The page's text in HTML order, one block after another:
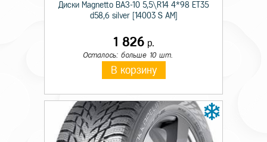
Ширина 6,5
Диаметр ступицы 60,1
Черный с
Диски Magnetto ВАЗ-10 5,5\R14 4*98 ET35
d58,6 silver [14003 S AM]
1 826р.
Осталось: больше 10 шт.
В корзину